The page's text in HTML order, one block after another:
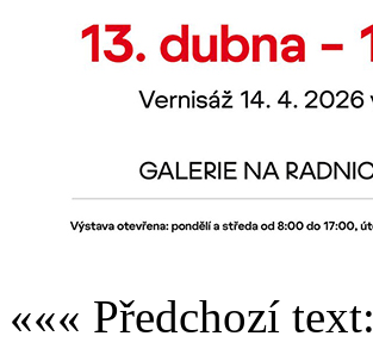
««« Předchozí text: